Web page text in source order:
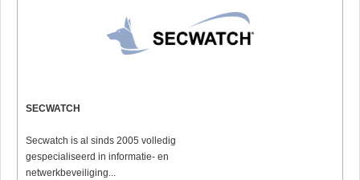
SECWATCH
Secwatch is al sinds 2005 volledig
gespecialiseerd in informatie- en
netwerkbeveiliging...